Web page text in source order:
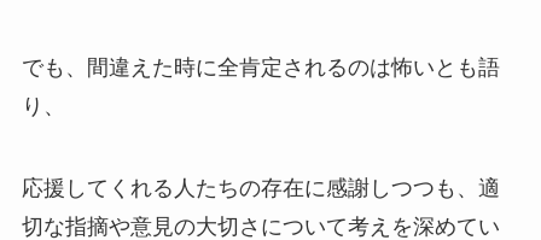
でも、 間違えた時に全肯定されるのは怖い とも語
り、
応援してくれる人たちの存在に感謝しつつも、適
切な指摘や意見の大切さについて考えを深めてい